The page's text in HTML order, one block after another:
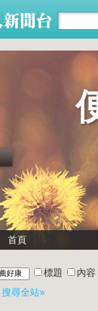
首頁
標題
內容
搜尋全站»